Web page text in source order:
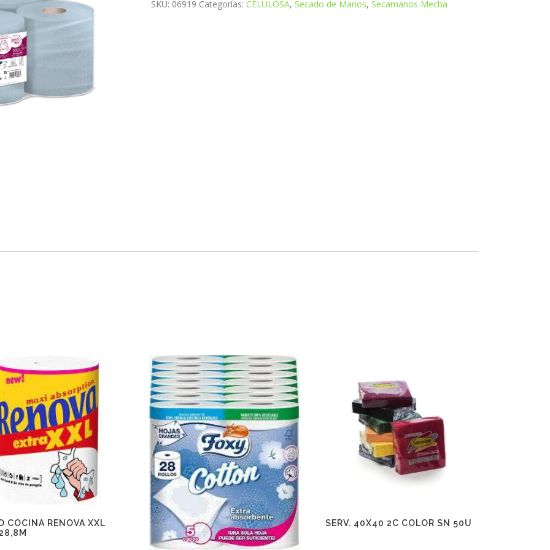
SKU: 06919 Categorías:CELULOSA,Secado de Manos,Secamanos Mecha
COCINA RENOVA XXL
SERV. 40X40 2C COLOR SN 50U